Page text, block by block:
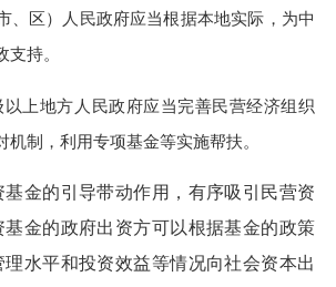
、区）人民政府应当根据本地实际，为中
持。
以上地方人民政府应当完善民营经济组织
机制，利用专项基金等实施帮扶。
的引导带动作用，有序吸引民营资
金的政府出资方可以根据基金的政策
理水平和投资效益等情况向社会资本出